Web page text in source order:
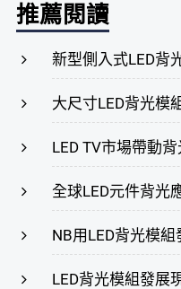
推薦閱讀
新型側入式LED背
大尺寸LED背光模
LED TV市場帶動
全球LED元件背光
NB用LED背光模
LED背光模組發展